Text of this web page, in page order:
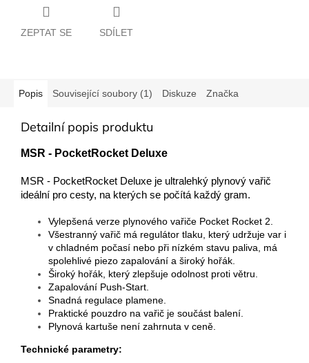
ZEPTAT SE SDÍLET
Popis Související soubory (1) Diskuze Značka
Detailní popis produktu
MSR - PocketRocket Deluxe
MSR - PocketRocket Deluxe je ultralehký plynový vařič
ideální pro cesty, na kterých se počítá každý gram.
Vylepšená verze plynového vařiče Pocket Rocket 2.
Všestranný vařič má regulátor tlaku, který udržuje var i
v chladném počasí nebo při nízkém stavu paliva, má
spolehlivé piezo zapalování a široký hořák.
Široký hořák, který zlepšuje odolnost proti větru.
Zapalování Push-Start.
Snadná regulace plamene.
Praktické pouzdro na vařič je součást balení.
Plynová kartuše není zahrnuta v ceně.
Technické parametry: